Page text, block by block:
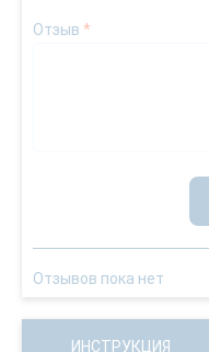
Отзыв *
Отзывов пока нет
ИНСТРУКЦИЯ